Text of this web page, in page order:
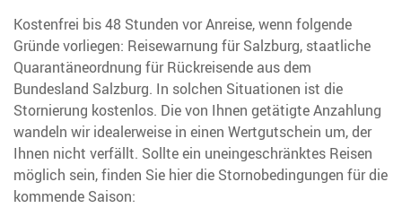
Kostenfrei bis 48 Stunden vor Anreise, wenn folgende
Gründe vorliegen: Reisewarnung für Salzburg, staatliche
Quarantäneordnung für Rückreisende aus dem
Bundesland Salzburg. In solchen Situationen ist die
Stornierung kostenlos. Die von Ihnen getätigte Anzahlung
wandeln wir idealerweise in einen Wertgutschein um, der
Ihnen nicht verfällt. Sollte ein uneingeschränktes Reisen
möglich sein, finden Sie hier die Stornobedingungen für die
kommende Saison: